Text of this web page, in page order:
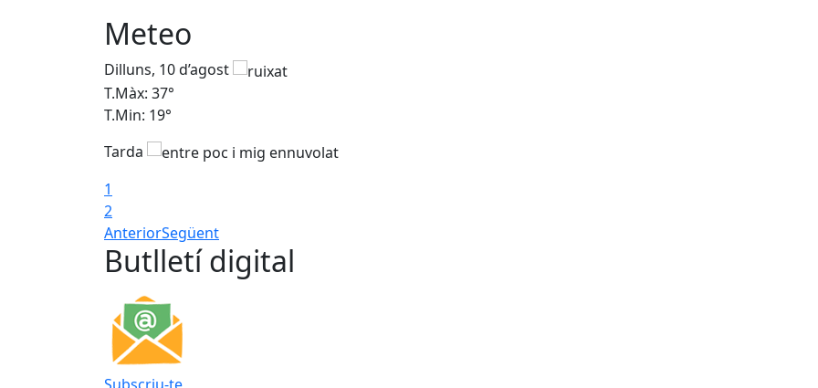
Meteo
Dilluns, 10 d’agost
T.Màx: 37°
T.Min: 19°
Tarda
1
2
AnteriorSegüent
Butlletí digital